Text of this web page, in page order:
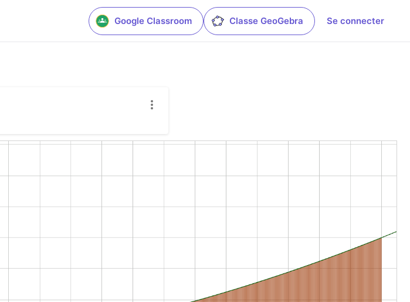
Google Classroom Classe GeoGebra Se connecter